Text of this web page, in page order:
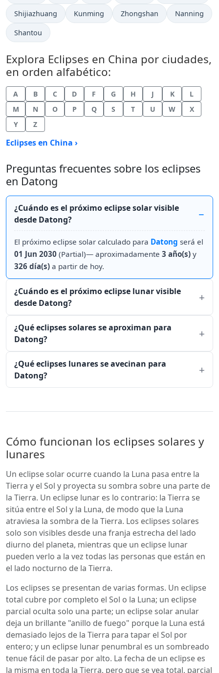
Shijiazhuang Kunming Zhongshan Nanning
Shantou
Explora Eclipses en China por ciudades,
en orden alfabético:
A B C D F G H J K
L
M
N O P Q S T U W
X
Y
Z
Eclipses en China ›
Preguntas frecuentes sobre los eclipses
en Datong
¿Cuándo es el próximo eclipse solar visible
desde Datong?
El próximo eclipse solar calculado para Datong será el
01 Jun 2030 (Partial)— aproximadamente 3 año(s) y
326 día(s) a partir de hoy.
¿Cuándo es el próximo eclipse lunar visible
desde Datong?
¿Qué eclipses solares se aproximan para
Datong?
¿Qué eclipses lunares se avecinan para
Datong?
Cómo funcionan los eclipses solares y
lunares
Un eclipse solar ocurre cuando la Luna pasa entre la
Tierra y el Sol y proyecta su sombra sobre una parte de
la Tierra. Un eclipse lunar es lo contrario: la Tierra se
sitúa entre el Sol y la Luna, de modo que la Luna
atraviesa la sombra de la Tierra. Los eclipses solares
solo son visibles desde una franja estrecha del lado
diurno del planeta, mientras que un eclipse lunar
pueden verlo a la vez todas las personas que están en
el lado nocturno de la Tierra.
Los eclipses se presentan de varias formas. Un eclipse
total cubre por completo el Sol o la Luna; un eclipse
parcial oculta solo una parte; un eclipse solar anular
deja un brillante "anillo de fuego" porque la Luna está
demasiado lejos de la Tierra para tapar el Sol por
entero; y un eclipse lunar penumbral es un sombreado
tenue fácil de pasar por alto. La fecha de un eclipse es
la misma en toda la Tierra, pero que se vea total, parcial